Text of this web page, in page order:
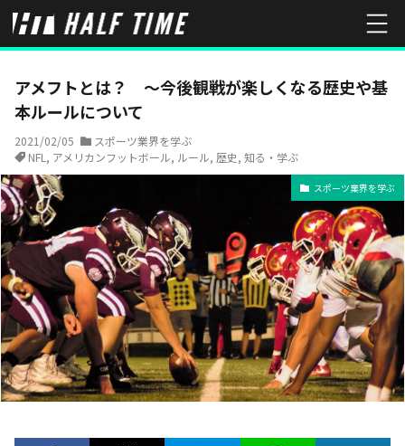
HOME スポーツ業界を学ぶ アメフトとは？ ～今後観戦が楽しく
アメフトとは？ ～今後観戦が楽しくなる歴史や基
本ルールについて
2021/02/05
スポーツ業界を学ぶ
NFL , アメリカンフットボール, ルール, 歴史, 知る・学ぶ
スポーツ業界を学ぶ